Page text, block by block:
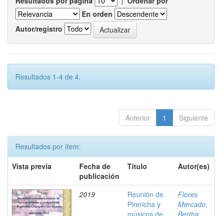
En orden
Autor/registro
Resultados 1-4 de 4.
Anterior 1 Siguiente
Resultados por ítem:
Vista previa
Fecha de
publicación
Título Autor(es)
2019
Reunión de
Pirericha y
músicos de
Flores
Mercado,
Bertha